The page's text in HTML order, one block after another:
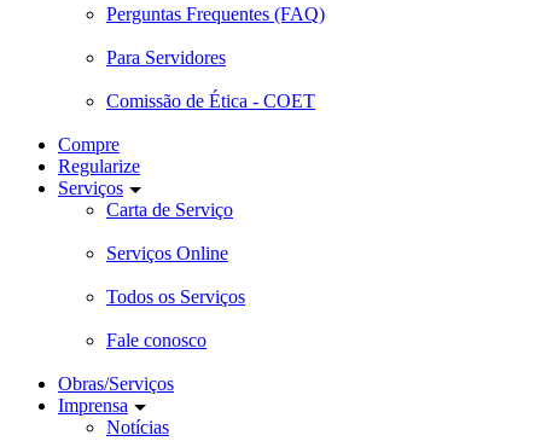
Perguntas Frequentes (FAQ)
Para Servidores
Comissão de Ética - COET
Compre
Regularize
Serviços
Carta de Serviço
Serviços Online
Todos os Serviços
Fale conosco
Obras/Serviços
Imprensa
Notícias